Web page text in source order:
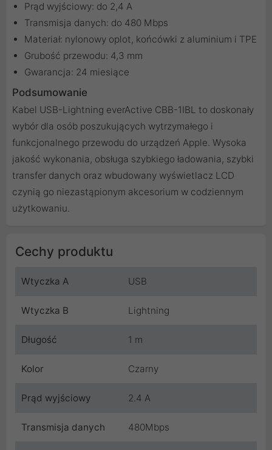
Prąd wyjściowy: do 2,4 A
Transmisja danych: do 480 Mbps
Materiał: nylonowy oplot, końcówki z aluminium i TPE
Grubość przewodu: 4,3 mm
Gwarancja: 24 miesiące
Podsumowanie
Kabel USB-Lightning everActive CBB-1IBL to doskonały
wybór dla osób poszukujących wytrzymałego i
funkcjonalnego przewodu do urządzeń Apple. Wysoka
jakość wykonania, obsługa szybkiego ładowania, szybki
transfer danych oraz wbudowany wyświetlacz LCD
czynią go niezastąpionym akcesorium w codziennym
użytkowaniu.
Cechy produktu
Wtyczka A USB
Wtyczka B Lightning
Długość 1 m
Kolor Czarny
Prąd wyjściowy 2.4 A
Transmisja danych 480Mbps